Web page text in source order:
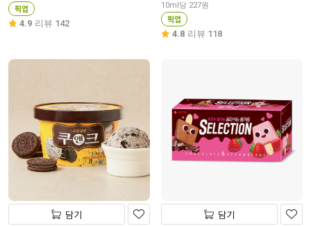
픽업
4.9 리뷰 142
10ml당 227원
픽업
4.8 리뷰 118
담기 담기